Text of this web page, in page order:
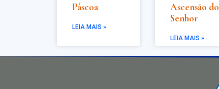
Páscoa
LEIA MAIS »
Ascensão do
Senhor
LEIA MAIS »